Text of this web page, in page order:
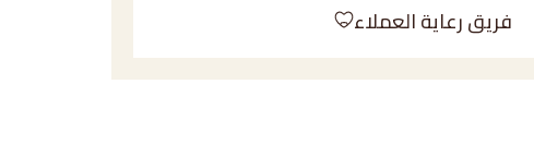
فريق رعاية العملاء